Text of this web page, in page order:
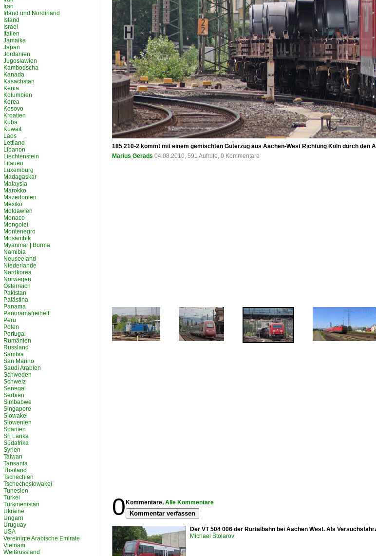
185 210-2 kommt mit einem gemischten Güterzug aus Aachen-West Richtung Köln durch den
Marius Gerads 04.08.2010, 591 Aufrufe, 0 Kommentare
0 Kommentare, Alle Kommentare
Kommentar verfassen
Der VT 504 006 der Rurtalbahn bei Aachen West. Als
Michael Stolarov
Iran
Irland und Nordirland
Island
Israel
Italien
Jamaika
Japan
Jordanien
Jugoslawien
Kambodscha
Kanada
Kasachstan
Kenia
Kolumbien
Korea
Kosovo
Kroatien
Kuba
Kuwait
Laos
Lettland
Libanon
Liechtenstein
Litauen
Luxemburg
Madagaskar
Malaysia
Marokko
Mazedonien
Mexiko
Moldawien
Monaco
Mongolei
Montenegro
Mosambik
Myanmar | Burma
Namibia
Neuseeland
Niederlande
Nordkorea
Norwegen
Österreich
Pakistan
Palästina
Panama
Panoramafreiheit
Peru
Polen
Portugal
Rumänien
Russland
Sambia
San Marino
Saudi Arabien
Schweden
Schweiz
Senegal
Serbien
Simbabwe
Singapore
Slowakei
Slowenien
Spanien
Sri Lanka
Südafrika
Syrien
Taiwan
Tansania
Thailand
Tschechien
Tschechoslowakei
Tunesien
Türkei
Turkmenistan
Ukraine
Ungarn
Uruguay
USA
Vereinigte Arabische Emirate
Vietnam
Weißrussland